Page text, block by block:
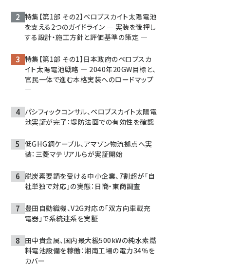
特集【第1部 その2】ペロブスカイト太陽電池
を支える2つのガイドライン ― 実装を後押し
する設計・施工方針と評価基準の策定 ―
特集【第1部 その1】日本政府のペロブスカ
イト太陽電池戦略 ― 2040年20GW目標と、
官民一体で進む本格実装へのロードマップ
―
パシフィックコンサル、ペロブスカイト太陽電
池実証が完了：堤防法面での有効性を確認
低GHG銅ケーブル、アマゾン物流拠点へ実
装：三菱マテリアルらが実証開始
脱炭素要請を受ける中小企業、7割超が「自
社単独で対応」の実態：日商・東商調査
豊田自動織機、V2G対応の「双方向車載充
電器」で系統連系を実証
田中貴金属、国内最大級500kWの純水素燃
料電池設備を稼働：湘南工場の電力34％を
カバー